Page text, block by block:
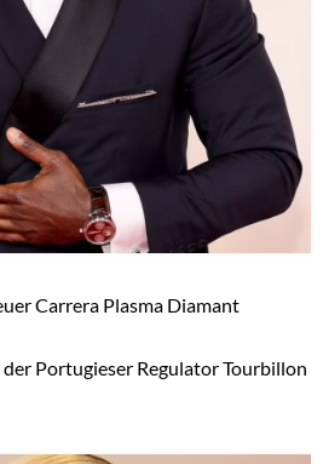
Carrera Plasma Diamant
Portugieser Regulator Tourbillon